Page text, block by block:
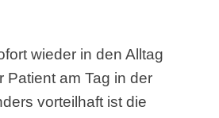
wieder in den Alltag
Patient am Tag in der
vorteilhaft ist die